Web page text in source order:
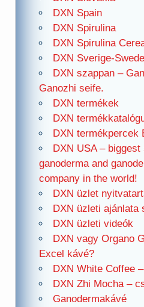
DXN Spain
DXN Spirulina
DXN Spirulina
DXN Sverige-
DXN szappan –
Ganozhi seife.
DXN termékek
DXN
DXN termékpercek
DXN USA – biggest
ganoderma and
company in the world!
DXN üzlet
DXN üzleti ajánlata
DXN üzleti videók
DXN vagy Organo
Excel kávé?
DXN White Coffee
DXN Zhi Mocha –
Ganodermakávé